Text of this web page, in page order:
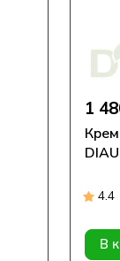
1
4.4
В